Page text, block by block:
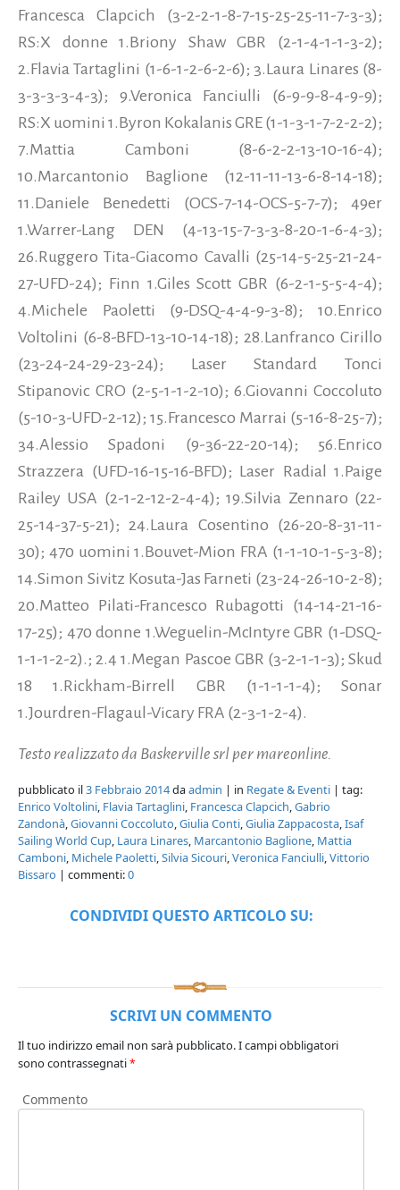
Francesca Clapcich (3-2-2-1-8-7-15-25-25-11-7-3-3);
RS:X donne 1.Briony Shaw GBR (2-1-4-1-1-3-2);
2.Flavia Tartaglini (1-6-1-2-6-2-6); 3.Laura Linares (8-
3-3-3-3-4-3); 9.Veronica Fanciulli (6-9-9-8-4-9-9);
RS:X uomini 1.Byron Kokalanis GRE (1-1-3-1-7-2-2-2);
7.Mattia Camboni (8-6-2-2-13-10-16-4);
10.Marcantonio Baglione (12-11-11-13-6-8-14-18);
11.Daniele Benedetti (OCS-7-14-OCS-5-7-7); 49er
1.Warrer-Lang DEN (4-13-15-7-3-3-8-20-1-6-4-3);
26.Ruggero Tita-Giacomo Cavalli (25-14-5-25-21-24-
27-UFD-24); Finn 1.Giles Scott GBR (6-2-1-5-5-4-4);
4.Michele Paoletti (9-DSQ-4-4-9-3-8); 10.Enrico
Voltolini (6-8-BFD-13-10-14-18); 28.Lanfranco Cirillo
(23-24-24-29-23-24); Laser Standard Tonci
Stipanovic CRO (2-5-1-1-2-10); 6.Giovanni Coccoluto
(5-10-3-UFD-2-12); 15.Francesco Marrai (5-16-8-25-7);
34.Alessio Spadoni (9-36-22-20-14); 56.Enrico
Strazzera (UFD-16-15-16-BFD); Laser Radial 1.Paige
Railey USA (2-1-2-12-2-4-4); 19.Silvia Zennaro (22-
25-14-37-5-21); 24.Laura Cosentino (26-20-8-31-11-
30); 470 uomini 1.Bouvet-Mion FRA (1-1-10-1-5-3-8);
14.Simon Sivitz Kosuta-Jas Farneti (23-24-26-10-2-8);
20.Matteo Pilati-Francesco Rubagotti (14-14-21-16-
17-25); 470 donne 1.Weguelin-McIntyre GBR (1-DSQ-
1-1-1-2-2).; 2.4 1.Megan Pascoe GBR (3-2-1-1-3); Skud
18 1.Rickham-Birrell GBR (1-1-1-1-4); Sonar
1.Jourdren-Flagaul-Vicary FRA (2-3-1-2-4).
Testo realizzato da Baskerville srl per mareonline.
pubblicato il3 Febbraio 2014daadmin | in Regate & Eventi | tag:
Enrico Voltolini, Flavia Tartaglini, Francesca Clapcich,Gabrio
Zandonà,Giovanni Coccoluto,Giulia Conti,Giulia Zappacosta,Isaf
Sailing World Cup, Laura Linares, Marcantonio Baglione, Mattia
Camboni, Michele Paoletti,Silvia Sicouri,Veronica Fanciulli,Vittorio
Bissaro | commenti:0
CONDIVIDI QUESTO ARTICOLO SU:
SCRIVI UN COMMENTO
Il tuo indirizzo email non sarà pubblicato.I campi obbligatori
sono contrassegnati*
Commento